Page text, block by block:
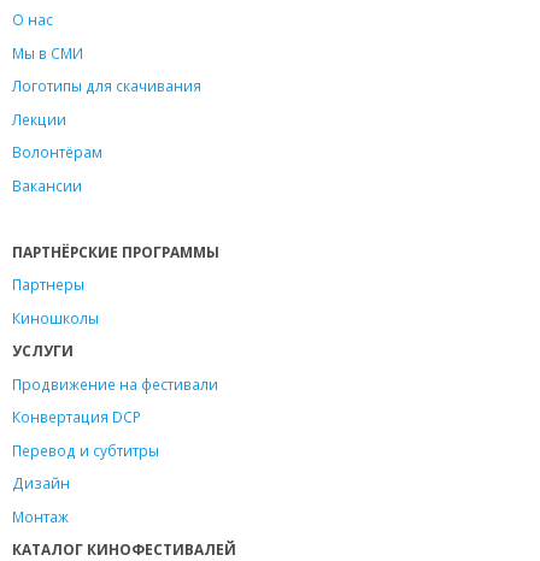
О нас
Мы в СМИ
Логотипы для скачивания
Лекции
Волонтёрам
Вакансии
ПАРТНЁРСКИЕ ПРОГРАММЫ
Партнеры
Киношколы
УСЛУГИ
Продвижение на фестивали
Конвертация DCP
Перевод и субтитры
Дизайн
Монтаж
КАТАЛОГ КИНОФЕСТИВАЛЕЙ